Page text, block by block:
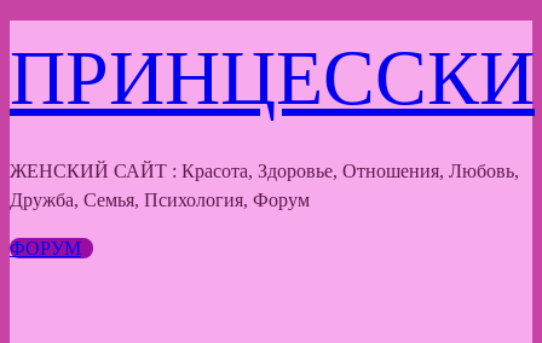
к
содержимому
ПРИНЦЕССКИ
ЖЕНСКИЙ САЙТ : Красота, Здоровье, Отношения, Любовь,
Дружба, Семья, Психология, Форум
ФОРУМ